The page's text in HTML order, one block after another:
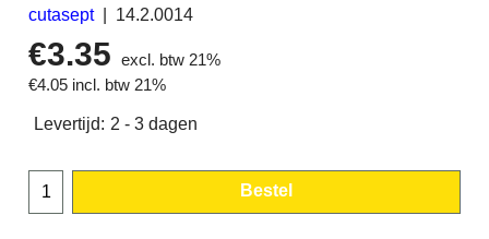
cutasept 14.2.0014
€3.35
excl. btw 21%
€4.05 incl. btw 21%
Levertijd: 2 - 3 dagen
Bestel